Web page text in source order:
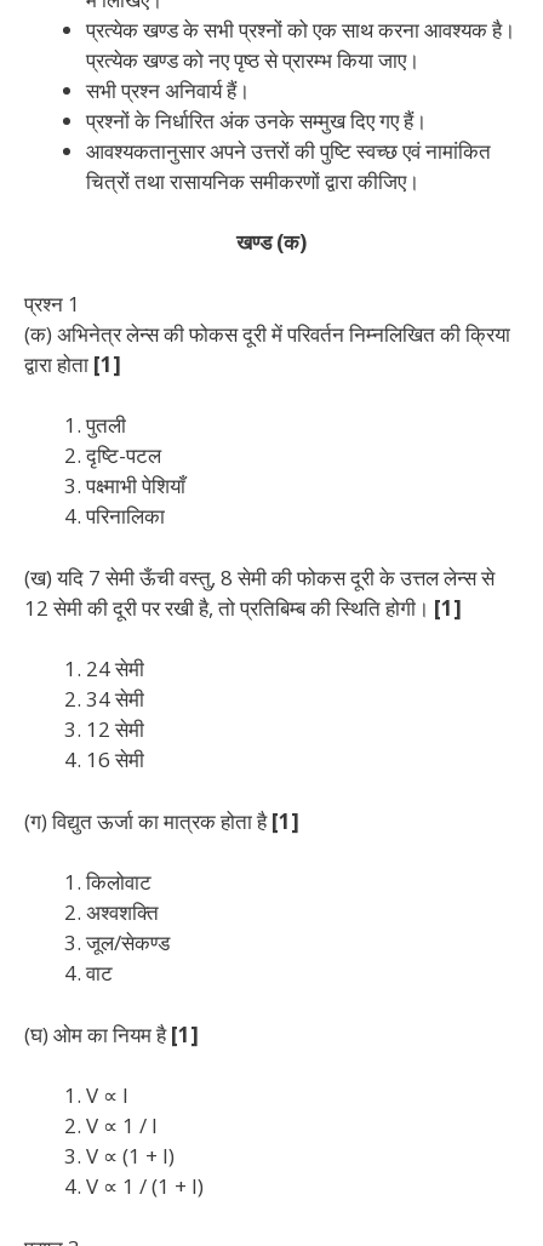
प्रत्येक खण्ड के सभी प्रश्नों को एक साथ करना आवश्यक है।
प्रत्येक खण्ड को नए पृष्ठ से प्रारम्भ किया जाए।
सभी प्रश्न अनिवार्य हैं।
प्रश्नों के निर्धारित अंक उनके सम्मुख दिए गए हैं।
आवश्यकतानुसार अपने उत्तरों की पुष्टि स्वच्छ एवं नामांकित
चित्रों तथा रासायनिक समीकरणों द्वारा कीजिए।
खण्ड (क)
प्रश्न 1
(क) अभिनेत्र लेन्स की फोकस दूरी में परिवर्तन निम्नलिखित की क्रिया
द्वारा होता [1]
पुतली
दृष्टि-पटल
पक्ष्माभी पेशियाँ
परिनालिका
(ख) यदि 7 सेमी ऊँची वस्तु, 8 सेमी की फोकस दूरी के उत्तल लेन्स से
12 सेमी की दूरी पर रखी है, तो प्रतिबिम्ब की स्थिति होगी। [1]
24 सेमी
34 सेमी
12 सेमी
16 सेमी
(ग) विद्युत ऊर्जा का मात्रक होता है[1]
किलोवाट
अश्वशक्ति
जूल/सेकण्ड
वाट
(घ) ओम का नियम है[1]
V ∝ I
V ∝ 1 / I
V ∝ (1 + I)
V ∝ 1 / (1 + I)